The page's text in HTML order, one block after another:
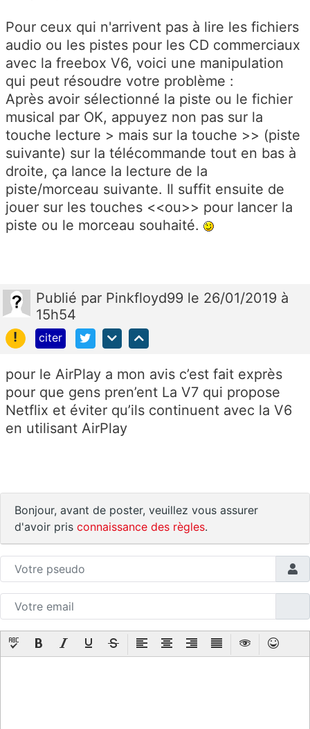
Pour ceux qui n'arrivent pas à lire les fichiers
audio ou les pistes pour les CD commerciaux
avec la freebox V6, voici une manipulation
qui peut résoudre votre problème :
Après avoir sélectionné la piste ou le fichier
musical par OK, appuyez non pas sur la
touche lecture > mais sur la touche >> (piste
suivante) sur la télécommande tout en bas à
droite, ça lance la lecture de la
piste/morceau suivante. Il suffit ensuite de
jouer sur les touches <<ou>> pour lancer la
piste ou le morceau souhaité.
Publié par Pinkfloyd99 le 26/01/2019 à
15h54
!
citer
pour le AirPlay a mon avis c’est fait exprès
pour que gens pren’ent La V7 qui propose
Netflix et éviter qu’ils continuent avec la V6
en utilisant AirPlay
Bonjour, avant de poster, veuillez vous assurer
d'avoir pris connaissance des règles.